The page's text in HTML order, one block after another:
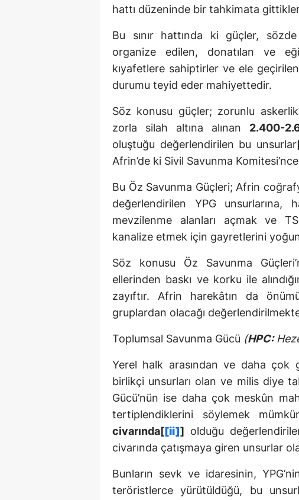
hattı düzeninde bir tahkimata
Bu sınır hattında ki güçler,
organize edilen, donatılan ve
kıyafetlere sahiptirler ve ele
durumu teyid eder mahiyettedir.
Söz konusu güçler; zorunlu
zorla silah altına alınan 2.400-
oluştuğu değerlendirilen bu unsurlar
Afrin’de ki Sivil Savunma
Bu Öz Savunma Güçleri; Afrin
değerlendirilen YPG unsurlarına,
mevzilenme alanları açmak ve
kanalize etmek için gayretlerini
Söz konusu Öz Savunma
ellerinden baskı ve korku ile
zayıftır. Afrin harekâtın da
gruplardan olacağı
Toplumsal Savunma Gücü (HPC:
Yerel halk arasından ve daha çok
birlikçi unsurları olan ve milis diye
Gücü’nün ise daha çok meskûn
tertiplendiklerini söylemek
civarında[[ii]] olduğu
civarında çatışmaya giren unsurlar
Bunların sevk ve idaresinin,
teröristlerce yürütüldüğü, bu